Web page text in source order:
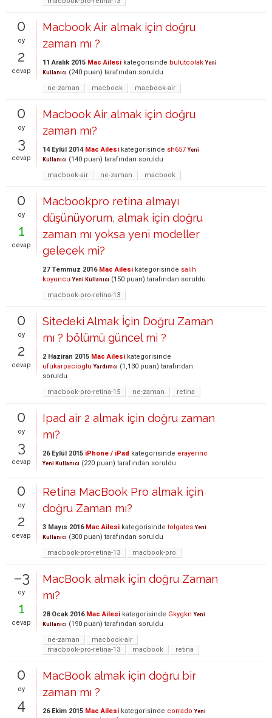
0
oy
2
cevap
Macbook Air almak için doğru
zaman mı ?
11 Aralık 2015 Mac Ailesi kategorisinde bulutcolak Yeni
Kullanıcı (240 puan) tarafından soruldu
ne-zaman
macbook macbook-air
0
oy
3
cevap
Macbook Air almak için doğru
zaman mı?
14 Eylül 2014 Mac Ailesi kategorisinde sh657 Yeni
Kullanıcı (140 puan) tarafından soruldu
macbook-air
ne-zaman macbook
0
oy
1
cevap
Macbookpro retina almayı
düşünüyorum, almak için doğru
zaman mı yoksa yeni modeller
gelecek mi?
27 Temmuz 2016 Mac Ailesi kategorisinde salih
koyuncu Yeni Kullanıcı (150 puan) tarafından soruldu
macbook-pro-retina-13
0
oy
2
cevap
Sitedeki Almak İçin Doğru Zaman
mı ? bölümü güncel mi ?
2 Haziran 2015 Mac Ailesi kategorisinde
ufukarpacioglu Yardımcı (1,130 puan) tarafından
soruldu
macbook-pro-retina-15
ne-zaman retina
0
oy
3
cevap
Ipad air 2 almak için doğru zaman
mı?
26 Eylül 2015 iPhone / iPad kategorisinde erayerinc
Yeni Kullanıcı (220 puan) tarafından soruldu
0
oy
2
cevap
Retina MacBook Pro almak için
doğru Zaman mı?
3 Mayıs 2016 Mac Ailesi kategorisinde tolgates Yeni
Kullanıcı (300 puan) tarafından soruldu
macbook-pro-retina-13
macbook-pro
–3
oy
1
cevap
MacBook almak için doğru Zaman
mı?
28 Ocak 2016 Mac Ailesi kategorisinde Gkygkn Yeni
Kullanıcı (190 puan) tarafından soruldu
ne-zaman
macbook-air
macbook-pro-retina-13
macbook retina
0
oy
4
MacBook almak için doğru bir
zaman mı ?
26 Ekim 2015 Mac Ailesi kategorisinde corrado Yeni